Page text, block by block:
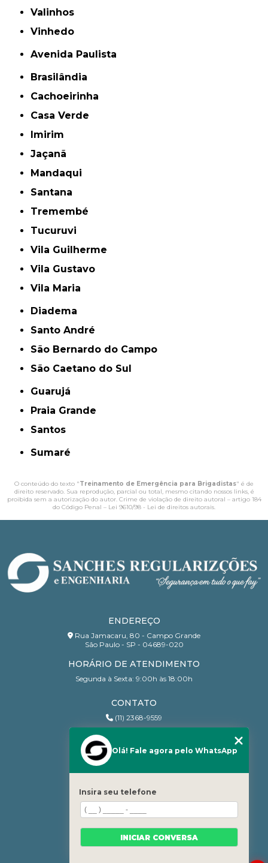
Valinhos
Vinhedo
Avenida Paulista
Brasilândia
Cachoeirinha
Casa Verde
Imirim
Jaçanã
Mandaqui
Santana
Tremembé
Tucuruvi
Vila Guilherme
Vila Gustavo
Vila Maria
Diadema
Santo André
São Bernardo do Campo
São Caetano do Sul
Guarujá
Praia Grande
Santos
Sumaré
O conteúdo do texto "Treinamento de Emergência para Brigadistas" é de
direito reservado. Sua reprodução, parcial ou total, mesmo citando nossos links, é
proibida sem a autorização do autor. Crime de violação de direito autoral – artigo 184
do Código Penal – Lei 9610/98 - Lei de direitos autorais.
ENDEREÇO
Rua Jamacaru, 80 - Campo Grande
São Paulo - SP - 04689-020
HORÁRIO DE ATENDIMENTO
Segunda à Sexta: 9:00h às 18:00h
CONTATO
(11) 2368-9559
contato@sanchesri.com.br
Quem Somos
Blog
Serviços
Contato
Olá! Fale agora pelo WhatsApp
Insira seu telefone
INICIAR CONVERSA